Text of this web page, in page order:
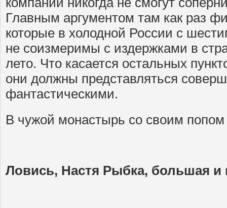
Главным аргументом там как раз
которые в холодной России с
не соизмеримы с издержками в
лето. Что касается остальных
они должны представляться
фантастическими.
В чужой монастырь со своим попом
Ловись, Настя Рыбка, большая и